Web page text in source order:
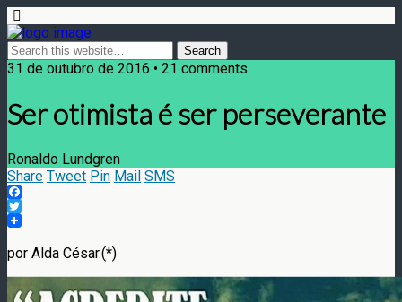
31 de outubro de 2016 • 21 comments
Ser otimista é ser perseverante
Ronaldo Lundgren
Share Tweet Pin Mail SMS
Facebook
Twitter
por Alda César.(*)